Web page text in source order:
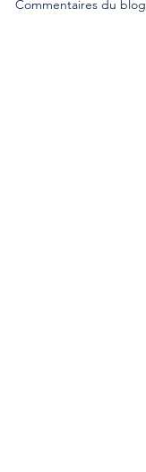
Commentaires du blog